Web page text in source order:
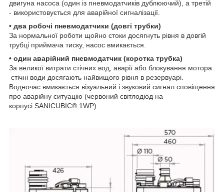
двигуна насоса (один із пневмодатчиків дублюючий), а третій
- використовується для аварійної сигналізації.
• два робочі пневмодатчики (довгі трубки)
За нормальної роботи щойно стоки досягнуть рівня в довгій
трубці приймача тиску, насос вмикається.
• один аварійний пневмодатчик (коротка трубка)
За великої витрати стічних вод, аварії або блокування мотора
стічні води досягають найвищого рівня в резервуарі.
Водночас вмикається візуальний і звуковий сигнал сповіщення
про аварійну ситуацію (червоний світлодіод на
корпусі SANICUBIC® 1WP)